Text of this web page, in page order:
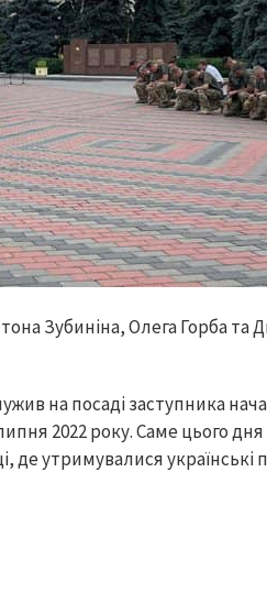
Зубиніна, Олега Горба та
на посаді заступника
2022 року. Саме цього
де утримувалися українські